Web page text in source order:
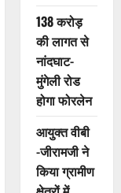
138 करोड़
की लागत से
नांदघाट-
मुंगेली रोड
होगा फोरलेन
आयुक्त वीबी
-जीरामजी ने
किया ग्रामीण